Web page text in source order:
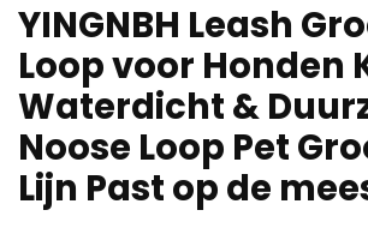
YINGNBH Leash
Loop voor Honden
Waterdicht &
Noose Loop Pet
Lijn Past op de